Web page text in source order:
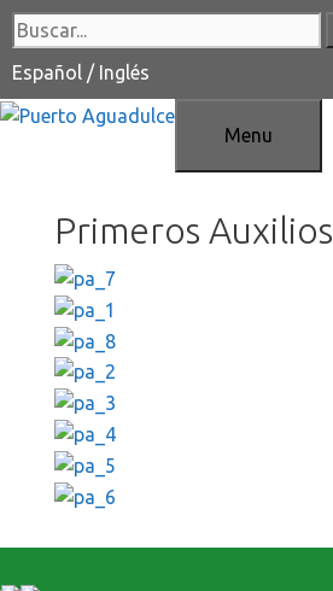
Saltar
al
contenido
Buscar:
Español / Inglés
Menu
Primeros Auxilios